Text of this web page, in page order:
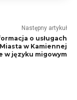
Następny artykuł
o usługach
w Kamiennej
w języku migowym